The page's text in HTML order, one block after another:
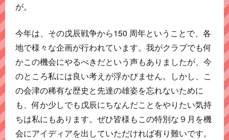
が。
今年は、その戊辰戦争から150 周年ということで、各
地で様々な企画が行われています。我がクラブでも何
かこの機会にやるべきだという声もありましたが、今
のところ私には良い考えが浮かびません。しかし、こ
の会津の稀有な歴史と先達の雄姿を忘れないために
も、何か少しでも戊辰にちなんだことをやりたい気持
ちは私にもあります。ぜひ皆様もこの特別な９月を機
会にアイディアを出していただければ有り難いです。